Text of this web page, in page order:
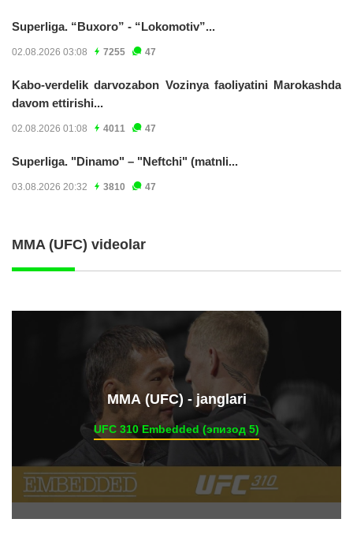
Superliga. “Buxoro” - “Lokomotiv”...
02.08.2026 03:08 7255 47
Kabo-verdelik darvozabon Vozinya faoliyatini Marokashda
davom ettirishi...
02.08.2026 01:08 4011 47
Superliga. "Dinamo" – "Neftchi" (matnli...
03.08.2026 20:32 3810 47
MMA (UFC) videolar
ММА (UFC) - janglari
UFC 310 Embedded (эпизод 5)